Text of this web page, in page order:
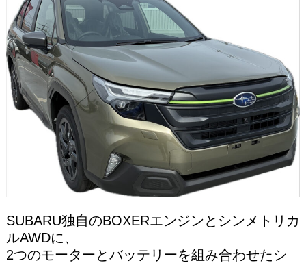
SUBARU独自のBOXERエンジンとシンメトリカ
ルAWDに、
2つのモーターとバッテリーを組み合わせたシ